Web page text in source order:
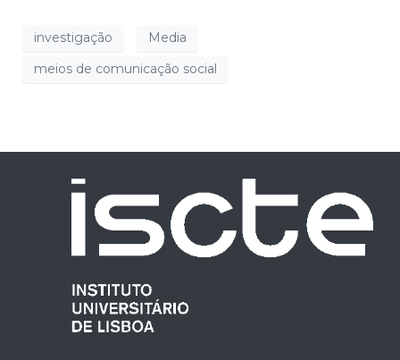
investigação
Media
meios de comunicação social